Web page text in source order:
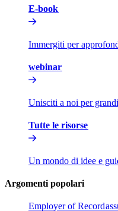
E-book​​
Immergiti per
webinar​​
Unisciti a noi per
Tutte le risorse​​
Un mondo di idee e
Argomenti popolari​​
Employer of Record​​